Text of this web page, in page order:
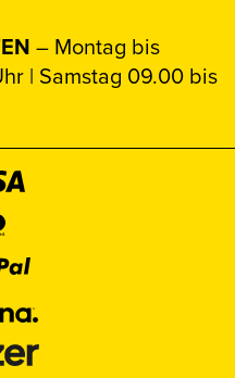
– Montag bis
| Samstag 09.00 bis